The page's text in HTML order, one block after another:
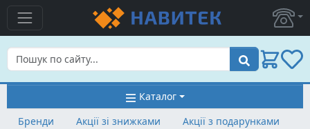
Пошук
Каталог
Бренди
Акції зі знижками Акції з подарунками